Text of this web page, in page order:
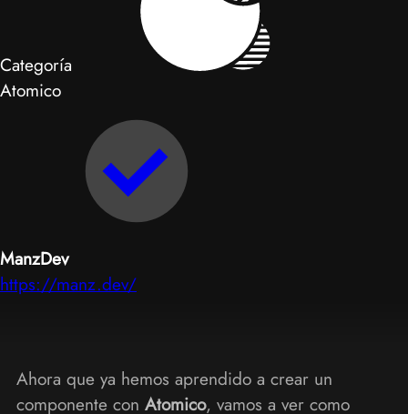
Categoría
Atomico
ManzDev
https://manz.dev/
Ahora que ya hemos aprendido a crear un
componente con Atomico, vamos a ver como